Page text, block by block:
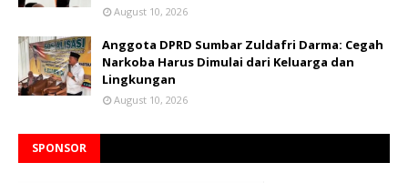
August 10, 2026
Anggota DPRD Sumbar Zuldafri Darma: Cegah
Narkoba Harus Dimulai dari Keluarga dan
Lingkungan
August 10, 2026
SPONSOR